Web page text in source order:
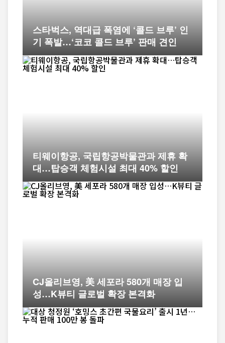
스타벅스, 역대급 폭염에 ‘콜드 브루’ 인
기 폭발…‘코코 콜드 브루’ 판매 견인
티웨이항공, 국립항공박물관과 제휴 확
대…탑승객 체험시설 최대 40% 할인
CJ올리브영, 美 세포라 580개 매장 입
성…K뷰티 글로벌 확장 본격화